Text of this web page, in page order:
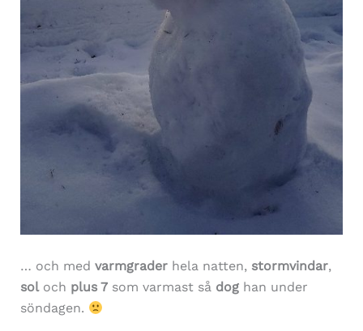
… och med varmgraderhela natten, stormvindar,
soloch plus 7 som varmast så doghan under
söndagen.